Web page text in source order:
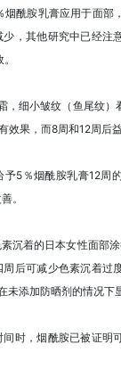
烟酰胺乳膏应用于面部
，其他研究中已经注
，细小皱纹（鱼尾纹）
效果，而8周和12周后
予5％烟酰胺乳膏12周
。
沉着的日本女性面部
后可减少色素沉着过
未添加防晒剂的情况下
间时，烟酰胺已被证明